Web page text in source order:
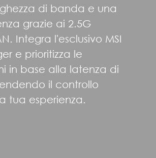
di banda e una
grazie ai 2.5G
Integra l'esclusivo MSI
e prioritizza le
in base alla latenza di
il controllo
tua esperienza.